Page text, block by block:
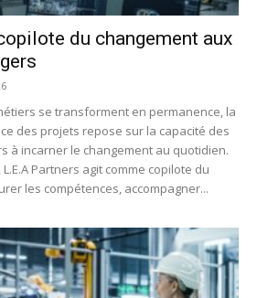
du changement aux
se transforment en permanence, la
des projets repose sur la capacité des
à incarner le changement au quotidien.
Partners agit comme copilote du
les compétences, accompagner...